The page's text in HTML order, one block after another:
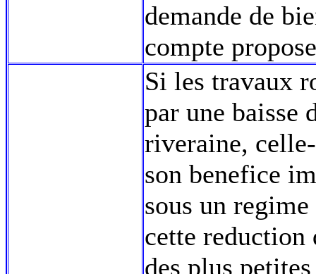
demande de
compte
Si les travaux
par une baisse
riveraine,
son benefice
sous un
cette
des plus